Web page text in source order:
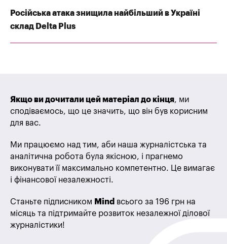
Російська атака знищила найбільший в Україні
склад Delta Plus
Якщо ви дочитали цей матеріал до кінця, ми
сподіваємось, що це значить, що він був корисним
для вас.
Ми працюємо над тим, аби наша журналістська та
аналітична робота була якісною, і прагнемо
виконувати її максимально компетентно. Це вимагає
і фінансової незалежності.
Станьте підписником Mind всього за 196 грн на
місяць та підтримайте розвиток незалежної ділової
журналістики!